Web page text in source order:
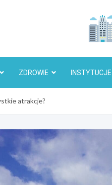
ZDROWIE INSTYTUCJE
atrakcje?